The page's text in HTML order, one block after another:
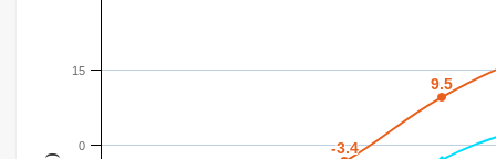
-3.4
-3.4
9.5
9.5
0
15